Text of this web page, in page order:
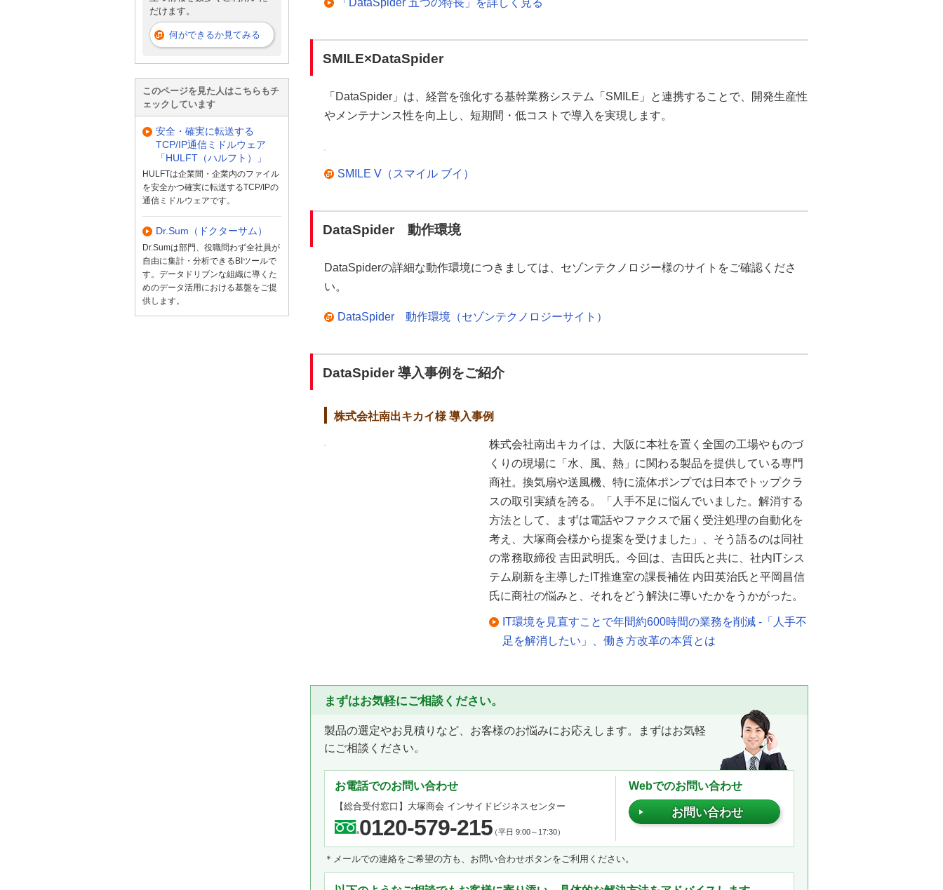
「DataSpider 五つの特長」を詳しく見る
SMILE×DataSpider
「DataSpider」は、経営を強化する基幹業務システム「SMILE」と連携することで、開発生産性
やメンテナンス性を向上し、短期間・低コストで導入を実現します。
SMILE V（スマイル ブイ）
DataSpider 動作環境
DataSpiderの詳細な動作環境につきましては、セゾンテクノロジー様のサイトをご確認くださ
い。
DataSpider 動作環境（セゾンテクノロジーサイト）
DataSpider 導入事例をご紹介
株式会社南出キカイ様 導入事例
株式会社南出キカイは、大阪に本社を置く全国の工場やものづ
くりの現場に「水、風、熱」に関わる製品を提供している専門
商社。換気扇や送風機、特に流体ポンプでは日本でトップクラ
スの取引実績を誇る。「人手不足に悩んでいました。解消する
方法として、まずは電話やファクスで届く受注処理の自動化を
考え、大塚商会様から提案を受けました」、そう語るのは同社
の常務取締役 吉田武明氏。今回は、吉田氏と共に、社内ITシス
テム刷新を主導したIT推進室の課長補佐 内田英治氏と平岡昌信
氏に商社の悩みと、それをどう解決に導いたかをうかがった。
IT環境を見直すことで年間約600時間の業務を削減 -「人手不
足を解消したい」、働き方改革の本質とは
まずはお気軽にご相談ください。
製品の選定やお見積りなど、お客様のお悩みにお応えします。まずはお気軽
にご相談ください。
お電話でのお問い合わせ
【総合受付窓口】 大塚商会 インサイドビジネスセンター
0120-579-215（平日 9:00～17:30）
Webでのお問い合わせ
お問い合わせ
＊メールでの連絡をご希望の方も、お問い合わせボタンをご利用ください。
だけます。
何ができるか見てみる
このページを見た人はこちらもチ
ェックしています
安全・確実に転送する
TCP/IP通信ミドルウェア
「HULFT（ハルフト）」
HULFTは企業間・企業内のファイル
を安全かつ確実に転送するTCP/IPの
通信ミドルウェアです。
Dr.Sum（ドクターサム）
Dr.Sumは部門、役職問わず全社員が
自由に集計・分析できるBIツールで
す。データドリブンな組織に導くた
めのデータ活用における基盤をご提
供します。